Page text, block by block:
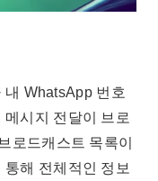
내 WhatsApp 번호
시지 전달이 브로
로드캐스트 목록이
해 전체적인 정보